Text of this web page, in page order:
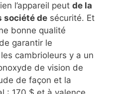
l’appareil peut de la
société de sécurité. Et
bonne qualité
garantir le
cambrioleurs y a un
de vision de
de façon et la